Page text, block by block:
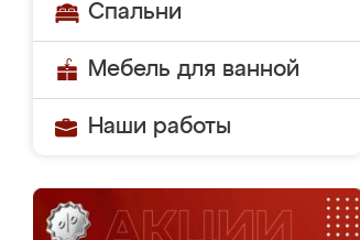
Спальни
Мебель для ванной
Наши работы